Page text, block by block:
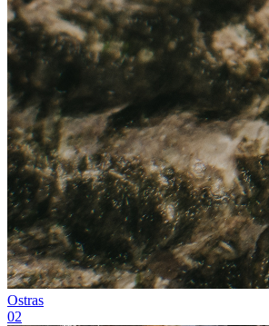
Ostras
02